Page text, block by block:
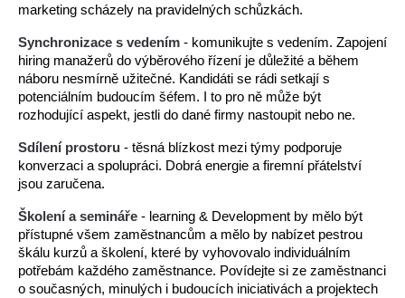
marketing scházely na pravidelných schůzkách.
Synchronizace s vedením - komunikujte s vedením. Zapojení
hiring manažerů do výběrového řízení je důležité a během
náboru nesmírně užitečné. Kandidáti se rádi setkají s
potenciálním budoucím šéfem. I to pro ně může být
rozhodující aspekt, jestli do dané firmy nastoupit nebo ne.
Sdílení prostoru - těsná blízkost mezi týmy podporuje
konverzaci a spolupráci. Dobrá energie a firemní přátelství
jsou zaručena.
Školení a semináře - l earning & Development by mělo být
přístupné všem zaměstnancům a mělo by nabízet pestrou
škálu kurzů a školení, které by vyhovovalo individuálním
potřebám každého zaměstnance. Povídejte si ze zaměstnanci
o současných, minulých i budoucích iniciativách a projektech